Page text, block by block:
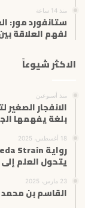
منذ 14 ساعة
ستانفورد مور:
لفهم العلاقة
الاكثر شيوعاً
منذ أسبوعين
الانفجار
بلغة يفهمها
18 أغسطس، 2025
يتحول العلم
23 مارس، 2025
القاسم بن محمد